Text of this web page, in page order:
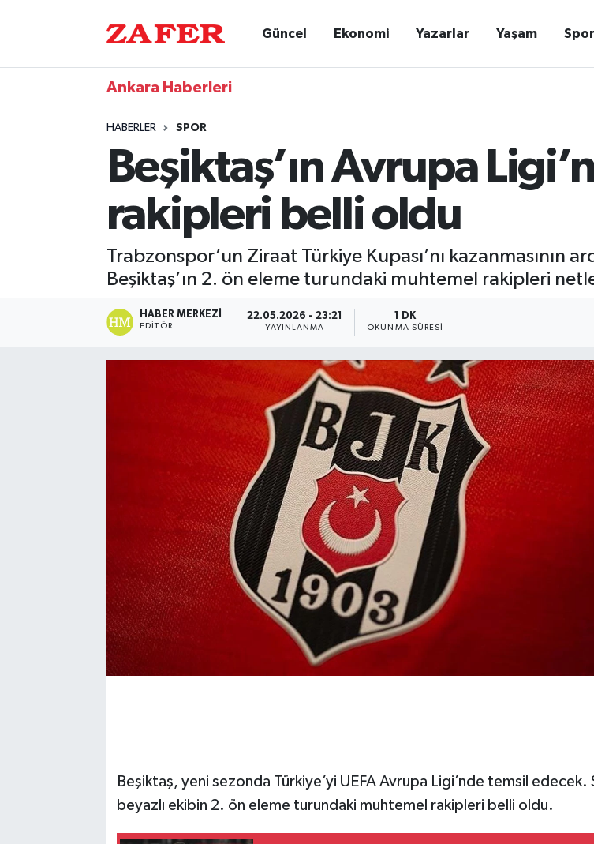
Güncel Ekonomi Yazarlar Yaşam Spor
Ankara Haberleri
HABERLER SPOR
Beşiktaş’ın Avrupa
rakipleri belli oldu
Trabzonspor’un Ziraat Türkiye Kupası’nı kazanmasının
Beşiktaş’ın 2. ön eleme turundaki muhtemel rakipleri
HABER MERKEZI
EDITÖR
22.05.2026 - 23:21
YAYINLANMA
1 DK
OKUNMA SÜRESI
Beşiktaş, yeni sezonda Türkiye’yi UEFA Avrupa Ligi’nde temsil edecek.
beyazlı ekibin 2. ön eleme turundaki muhtemel rakipleri belli oldu.